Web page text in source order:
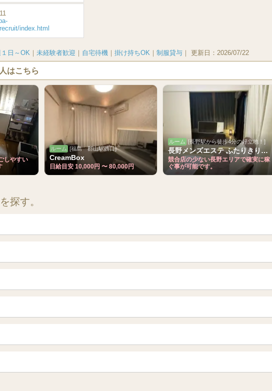
index.html
日～OK ｜ 未経験者歓迎 ｜ 自宅待機 ｜ 掛け持ちOK ｜ 制服貸与 ｜ 更新日： 2026/07/22
はこちら
しやすい
ルーム [福島 郡山駅西口]
CreamBox
日給目安 10,000円 〜 80,000円
ルーム [長野駅から徒歩4分の好立地！]
長野メンズエステ ふたりきりSPA
競合店の少ない長野エリアで確実に稼
ぐ事が可能です。
探す。
函館） 青森
岩手 (盛岡・北上)
)
）
栃木（宇都宮・小山） 群馬（伊勢崎・高崎・前橋）
越谷・春日部 所沢・川越
岐阜県
三重県
通
烏丸御池駅
四条烏丸・河原町・祇園四条
岡山
山口